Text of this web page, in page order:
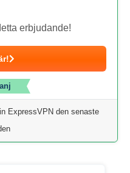
erbjudande!
ExpressVPN den senaste